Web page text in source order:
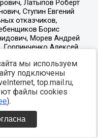
мы используем
подключены
top.mail.ru,
файлы cookies
).